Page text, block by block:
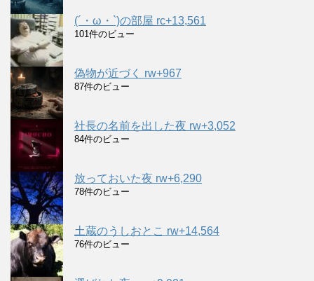
(´・ω・`)の部屋 rc+13,561
101件のビュー
偽物が近づく rw+967
87件のビュー
社長の名前を出した夜 rw+3,052
84件のビュー
放っておいた夜 rw+6,290
78件のビュー
土蔵のうしおとこ rw+14,564
76件のビュー